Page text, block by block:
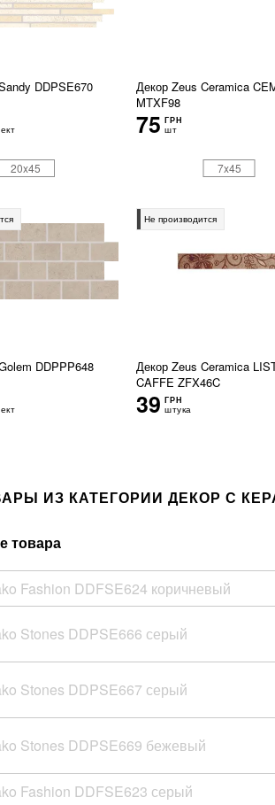
DDPSE670
Декор Zeus Ceramica
MTXF98
75 ГРН
шт
DDPPP648
20x45
Не производится
Декор Zeus Ceramica
CAFFE ZFX46C
39 ГРН
штука
7x45
ИЗ КАТЕГОРИИ ДЕКОР С
товара
Fashion DDFSE624 коричневый
Stones DDPSE666 серый
Stones DDPSE667 серый
Stones DDPSE669 бежевый
Fashion DDFSE623 серый